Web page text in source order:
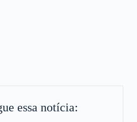
essa notícia: